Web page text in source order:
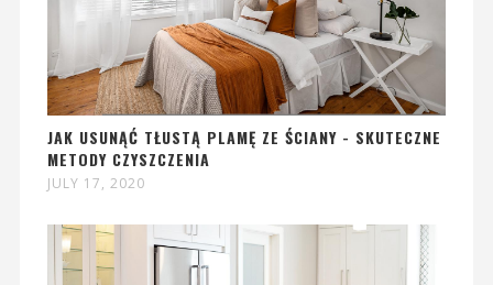
JAK USUNĄĆ TŁUSTĄ PLAMĘ ZE ŚCIANY - SKUTECZNE
METODY CZYSZCZENIA
JULY 17, 2020